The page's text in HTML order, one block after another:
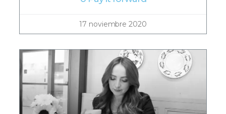
17 noviembre 2020